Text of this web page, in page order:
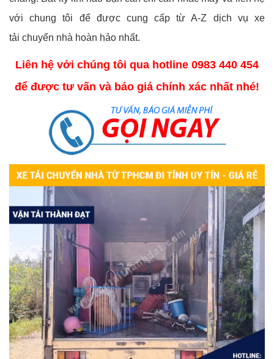
với chung tôi để được cung cấp từ A-Z dịch vụ xe
tải chuyển nhà hoàn hảo nhất.
Liên hệ với chúng tôi qua hotline 0983 440 454
để được tư vấn và báo giá chính xác nhất nhé!